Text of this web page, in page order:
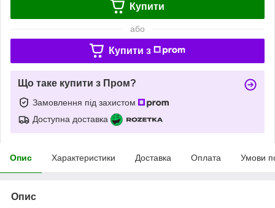
Купити
або
Купити з
Що таке купити з Пром?
Замовлення під захистом
Доступна доставка
Опис Характеристики Доставка Оплата Умови
Опис